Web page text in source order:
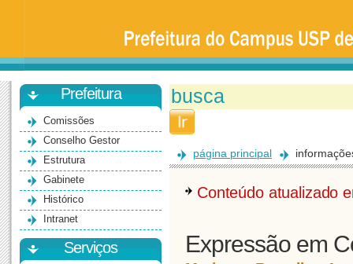
Universidade
São
Paulo
-
BauruPrefeitura
Comissões
Conselho Gestor
Estrutura
Gabinete
Histórico
Intranet
Serviços
página principal
Conteúdo atualizado
Expressão em